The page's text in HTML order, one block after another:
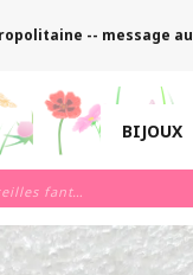
-- message au
BIJOUX
Boucles d'oreilles fantaisies